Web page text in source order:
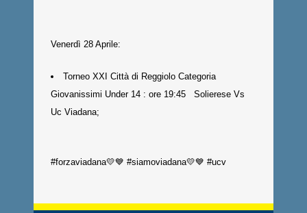
Venerdì 28 Aprile:
Torneo XXI Città di Reggiolo Categoria
Giovanissimi Under 14 : ore 19:45 Solierese Vs
Uc Viadana;
#forzaviadana💛💙 #siamoviadana💛💙 #ucv